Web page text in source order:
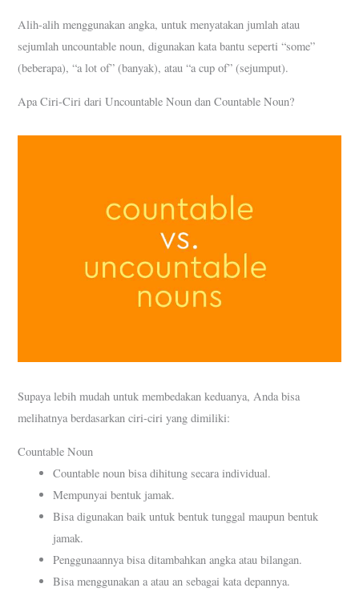
Alih-alih menggunakan angka, untuk menyatakan jumlah atau
sejumlah uncountable noun, digunakan kata bantu seperti “some”
(beberapa), “a lot of” (banyak), atau “a cup of” (sejumput).
Apa Ciri-Ciri dari Uncountable Noun dan Countable Noun?
Supaya lebih mudah untuk membedakan keduanya, Anda bisa
melihatnya berdasarkan ciri-ciri yang dimiliki:
Countable Noun
Countable noun bisa dihitung secara individual.
Mempunyai bentuk jamak.
Bisa digunakan baik untuk bentuk tunggal maupun bentuk
jamak.
Penggunaannya bisa ditambahkan angka atau bilangan.
Bisa menggunakan a atau an sebagai kata depannya.